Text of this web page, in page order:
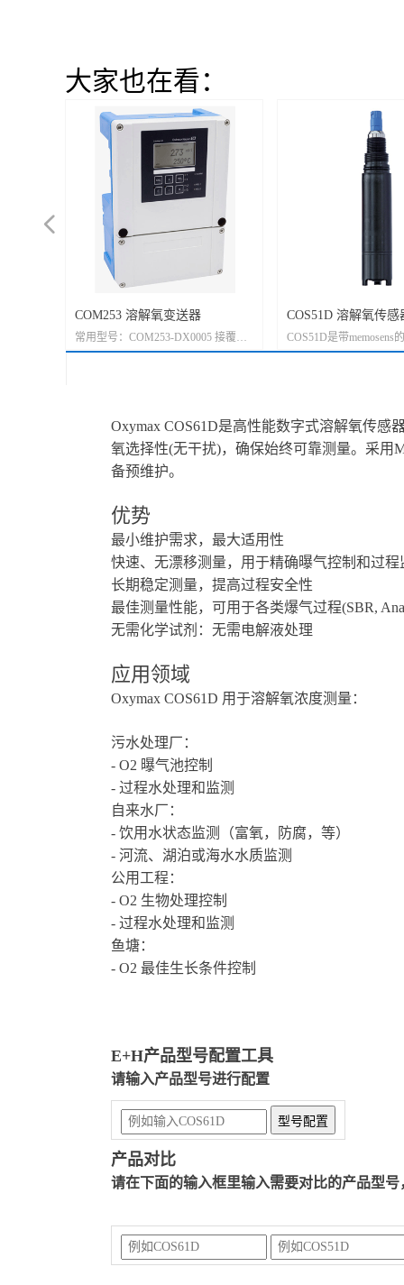
Oxymax COS61D是高性能数字式溶解氧传
氧选择性(无干扰)，确保始终可靠测量。采用
备预维护。
优势
最小维护需求，最大适用性
快速、无漂移测量，用于精确曝气控制和过程
长期稳定测量，提高过程安全性
最佳测量性能，可用于各类爆气过程(SBR,
无需化学试剂：无需电解液处理
应用领域
Oxymax COS61D 用于溶解氧浓度测量：
污水处理厂：
- O2 曝气池控制
- 过程水处理和监测
自来水厂：
- 饮用水状态监测（富氧，防腐，等）
- 河流、湖泊或海水水质监测
公用工程：
- O2 生物处理控制
- 过程水处理和监测
鱼塘：
- O2 最佳生长条件控制
E+H产品型号配置工具
请输入产品型号进行配置
产品对比
请在下面的输入框里输入需要对比的产品型
COM253 溶解氧变送器
常用型号：COM253-DX0005 接覆膜
法传感器COS41. COM253-WX0005
COS51D 溶解氧传感
COS51D是带memosens
器，覆膜法大量程。
넳
大家也在看：